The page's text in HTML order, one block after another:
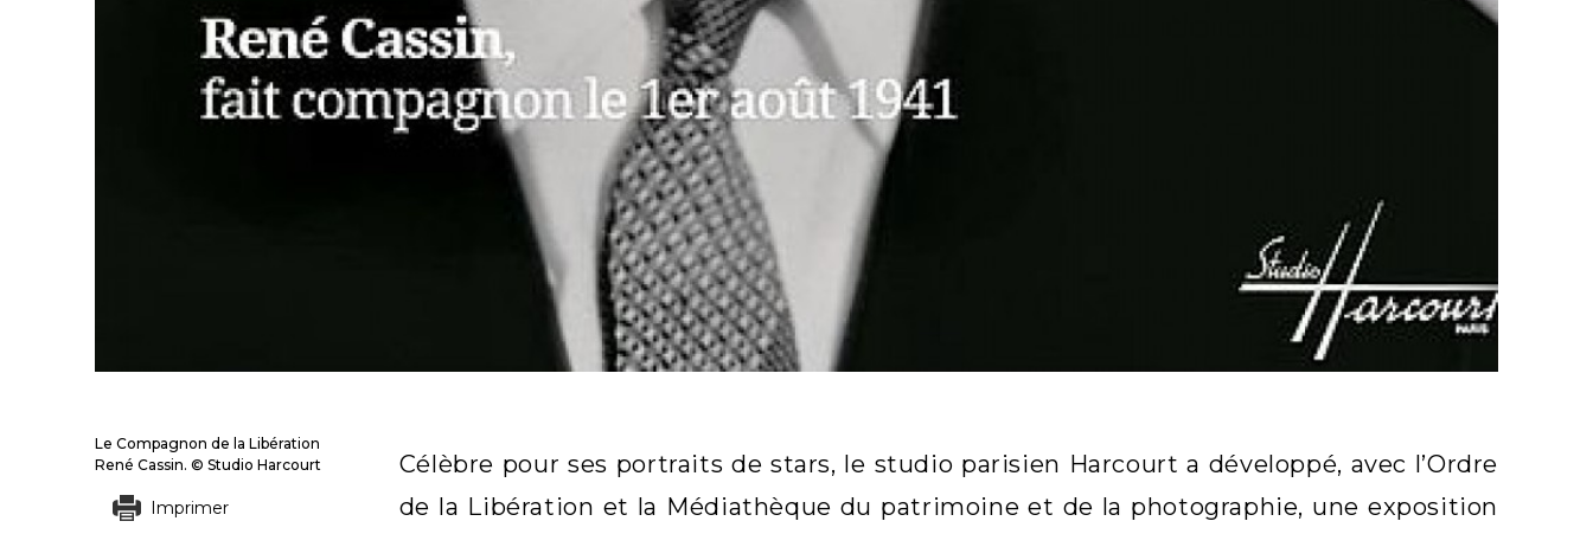
Célèbre pour ses portraits de stars, le studio parisien Harcourt a développé, avec l’Ordre
de la Libération et la Médiathèque du patrimoine et de la photographie, une exposition
Le Compagnon de la Libération
René Cassin. © Studio Harcourt
Imprimer